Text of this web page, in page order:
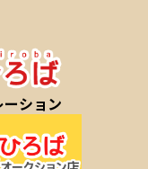
ション